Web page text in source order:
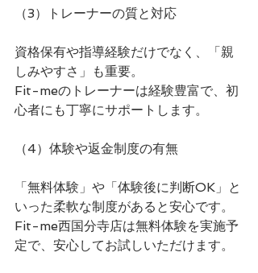
（3）トレーナーの質と対応
資格保有や指導経験だけでなく、「親
しみやすさ」も重要。
Fit-meのトレーナーは経験豊富で、初
心者にも丁寧にサポートします。
（4）体験や返金制度の有無
「無料体験」や「体験後に判断OK」と
いった柔軟な制度があると安心です。
Fit-me西国分寺店は無料体験を実施予
定で、安心してお試しいただけます。